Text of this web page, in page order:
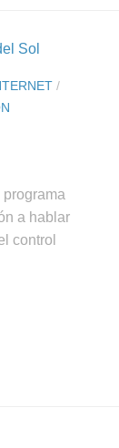
/
a hablar
control